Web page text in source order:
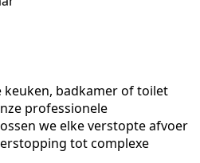
keuken, badkamer of toilet
professionele
we elke verstopte afvoer
tot complexe